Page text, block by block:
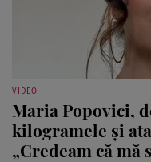
VIDEO
Maria Popovici,
kilogramele și
„Credeam că mă